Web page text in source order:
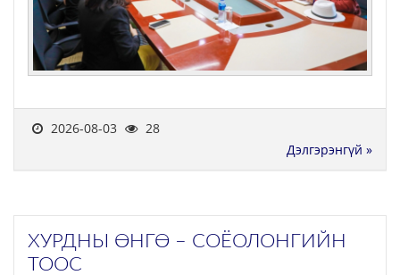
2026-08-03
28
Дэлгэрэнгүй »
ХУРДНЫ ӨНГӨ – СОЁОЛОНГИЙН
ТООС